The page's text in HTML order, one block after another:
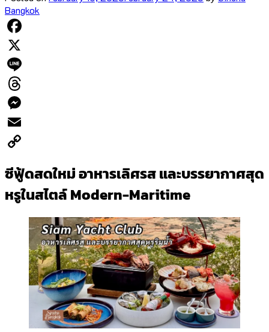
Bangkok
Facebook
X
Line
Threads
Messenger
Email
Link
ซีฟู้ดสดใหม่ อาหารเลิศรส และบรรยากาศสุด
หรูในสไตล์Modern-Maritime